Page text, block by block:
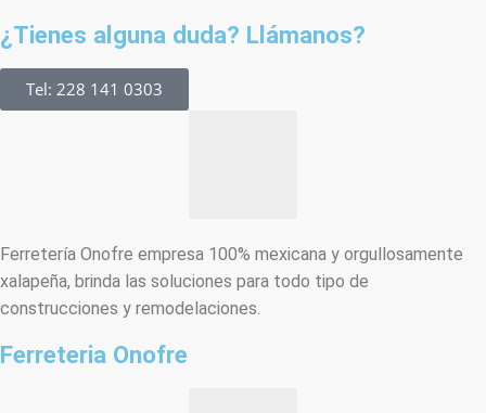
¿Tienes alguna duda? Llámanos?
Tel: 228 141 0303
Ferretería Onofre empresa 100% mexicana y orgullosamente
xalapeña, brinda las soluciones para todo tipo de
construcciones y remodelaciones.
Ferreteria Onofre